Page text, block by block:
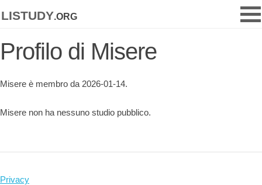
listudy.org
Profilo di Misere
Misere è membro da 2026-01-14.
Misere non ha nessuno studio pubblico.
Privacy